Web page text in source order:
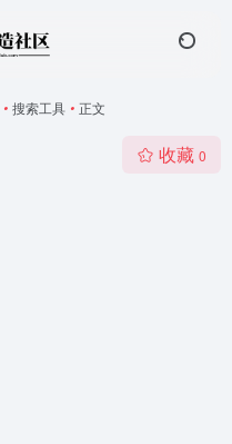
• 搜索工具 • 正文
收藏 0